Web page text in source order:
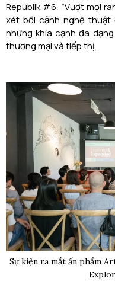
Republik #6: “Vượt mọi
xét bối cảnh nghệ thuật
những khía cạnh đa
thương mại và tiếp thị.
Sự kiện ra mắt ấn phẩm